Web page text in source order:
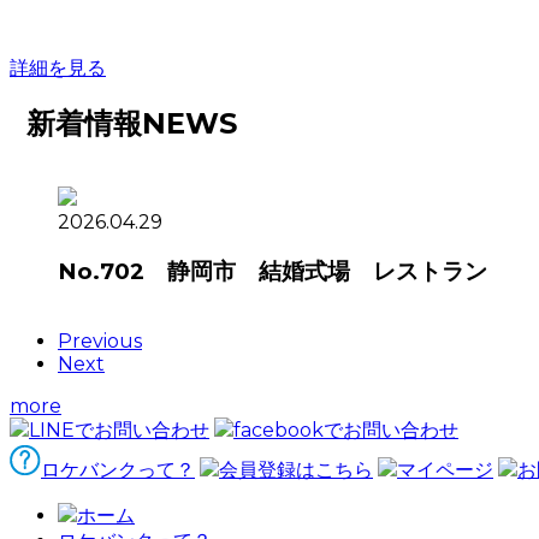
詳細を見る
新着情報NEWS
2026.04.29
No.702 静岡市 結婚式場 レストラン
Previous
Next
more
LINEでお問い合わせ
facebookでお問い合わせ
ロケバンクって？
会員登録はこちら マイページ
ホーム